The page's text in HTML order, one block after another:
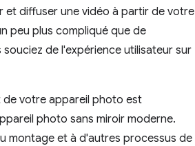
et diffuser une vidéo à partir de votre
peu plus compliqué que de
de l'expérience utilisateur sur
votre appareil photo est
photo sans miroir moderne.
montage et à d'autres processus de